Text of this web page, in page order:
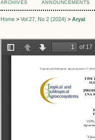
ARCHIVES
ANNOUNCEMENTS
Home> Vol 27, No 2 (2024) > Aryal